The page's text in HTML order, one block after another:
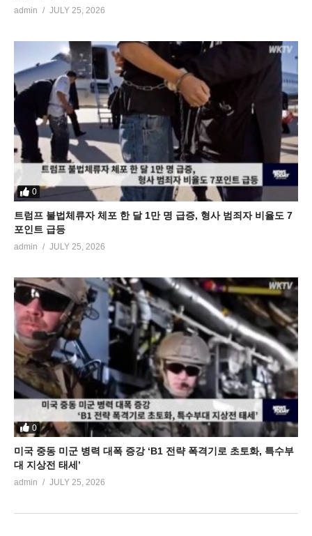
admin JULY 25, 2026
0
트럼프 불법체류자 체포 한 달 1만 명 급증, 형사 범죄자 비율도 7
포인트 급등
admin JULY 25, 2026
0
미국 중동 미군 병력 대폭 증강 ‘B1 전략 폭격기로 초토화, 특수부
대 지상전 태세’
admin JULY 25, 2026